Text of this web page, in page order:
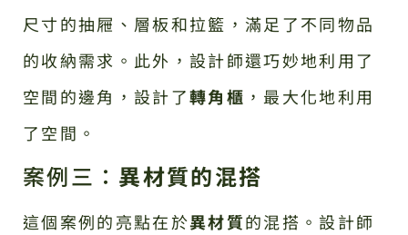
尺寸的抽屜、層板和拉籃，滿足了不同物品
的收納需求。此外，設計師還巧妙地利用了
空間的邊角，設計了轉角櫃 ，最大化地利用
了空間。
案例三： 異材質的混搭
這個案例的亮點在於異材質的混搭。設計師